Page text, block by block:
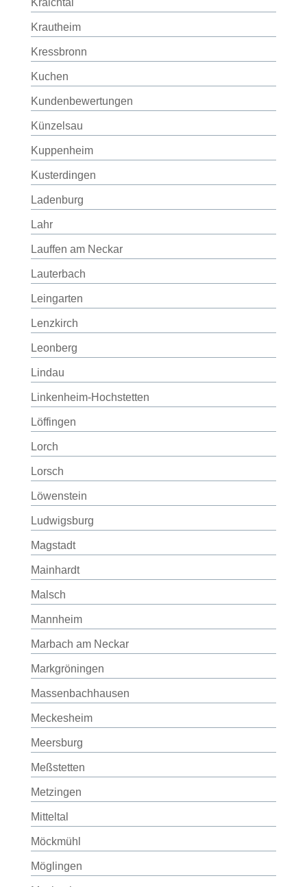
Kraichtal
Krautheim
Kressbronn
Kuchen
Kundenbewertungen
Künzelsau
Kuppenheim
Kusterdingen
Ladenburg
Lahr
Lauffen am Neckar
Lauterbach
Leingarten
Lenzkirch
Leonberg
Lindau
Linkenheim-Hochstetten
Löffingen
Lorch
Lorsch
Löwenstein
Ludwigsburg
Magstadt
Mainhardt
Malsch
Mannheim
Marbach am Neckar
Markgröningen
Massenbachhausen
Meckesheim
Meersburg
Meßstetten
Metzingen
Mitteltal
Möckmühl
Möglingen